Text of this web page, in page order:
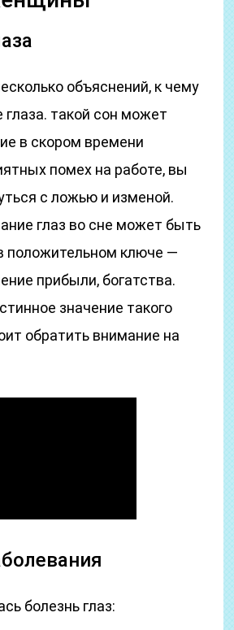
объяснений, к чему
глаза. такой сон может
в скором времени
помех на работе, вы
с ложью и изменой.
глаз во сне может быть
положительном ключе —
прибыли, богатства.
значение такого
обратить внимание на
болезнь глаз: